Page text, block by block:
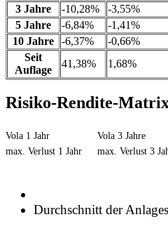
3 Jahre
-10,28% -3,55%
5 Jahre
-6,84% -1,41%
10 Jahre
-6,37% -0,66%
Seit
Auflage
41,38% 1,68%
Risiko-Rendite-
Vola 1 Jahr Vola 3 Jahre
max. Verlust 1 Jahr
max. Verlust 3
Durchschnitt der